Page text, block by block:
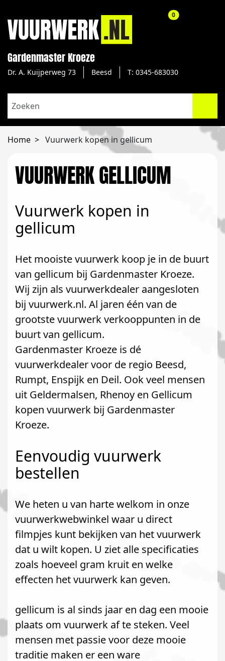
Gardenmaster Kroeze
Dr. A. Kuijperweg 73 Beesd T: 0345-683030
0aantal
Home Vuurwerk kopen in gellicum
VUURWERK GELLICUM
Vuurwerk kopen in
gellicum
Het mooiste vuurwerk koop je in de buurt
van gellicum bij Gardenmaster Kroeze.
Wij zijn als vuurwerkdealer aangesloten
bij vuurwerk.nl. Al jaren één van de
grootste vuurwerk verkooppunten in de
buurt van gellicum.
Gardenmaster Kroeze is dé
vuurwerkdealer voor de regio Beesd,
Rumpt, Enspijk en Deil. Ook veel mensen
uit Geldermalsen, Rhenoy en Gellicum
kopen vuurwerk bij Gardenmaster
Kroeze.
Eenvoudig vuurwerk
bestellen
We heten u van harte welkom in onze
vuurwerkwebwinkel waar u direct
filmpjes kunt bekijken van het vuurwerk
dat u wilt kopen. U ziet alle specificaties
zoals hoeveel gram kruit en welke
effecten het vuurwerk kan geven.
gellicum is al sinds jaar en dag een mooie
plaats om vuurwerk af te steken. Veel
mensen met passie voor deze mooie
traditie maken er een ware